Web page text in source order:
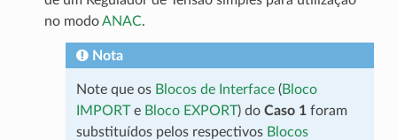
no modoANAC.
Nota
Note que os Blocos de Interface(Bloco
IMPORTe Bloco EXPORT) do Caso 1foram
substituídos pelos respectivos Blocos